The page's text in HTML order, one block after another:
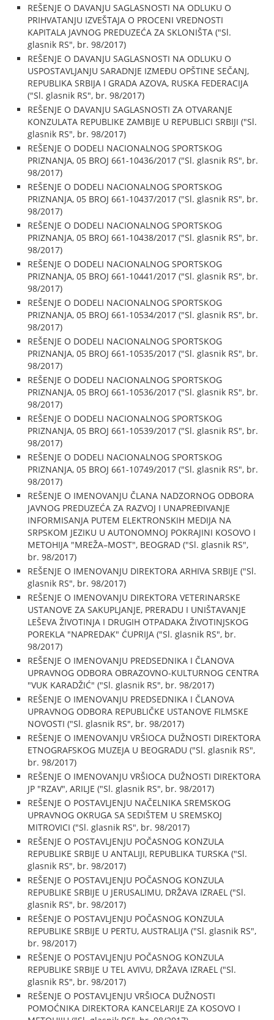
REŠENJE O DAVANJU SAGLASNOSTI NA ODLUKU O
PRIHVATANJU IZVEŠTAJA O PROCENI VREDNOSTI
KAPITALA JAVNOG PREDUZEĆA ZA SKLONIŠTA ("Sl.
glasnik RS", br. 98/2017)
REŠENJE O DAVANJU SAGLASNOSTI NA ODLUKU O
USPOSTAVLJANJU SARADNJE IZMEĐU OPŠTINE SEČANJ,
REPUBLIKA SRBIJA I GRADA AZOVA, RUSKA FEDERACIJA
("Sl. glasnik RS", br. 98/2017)
REŠENJE O DAVANJU SAGLASNOSTI ZA OTVARANJE
KONZULATA REPUBLIKE ZAMBIJE U REPUBLICI SRBIJI ("Sl.
glasnik RS", br. 98/2017)
REŠENJE O DODELI NACIONALNOG SPORTSKOG
PRIZNANJA, 05 BROJ 661-10436/2017 ("Sl. glasnik RS", br.
98/2017)
REŠENJE O DODELI NACIONALNOG SPORTSKOG
PRIZNANJA, 05 BROJ 661-10437/2017 ("Sl. glasnik RS", br.
98/2017)
REŠENJE O DODELI NACIONALNOG SPORTSKOG
PRIZNANJA, 05 BROJ 661-10438/2017 ("Sl. glasnik RS", br.
98/2017)
REŠENJE O DODELI NACIONALNOG SPORTSKOG
PRIZNANJA, 05 BROJ 661-10441/2017 ("Sl. glasnik RS", br.
98/2017)
REŠENJE O DODELI NACIONALNOG SPORTSKOG
PRIZNANJA, 05 BROJ 661-10534/2017 ("Sl. glasnik RS", br.
98/2017)
REŠENJE O DODELI NACIONALNOG SPORTSKOG
PRIZNANJA, 05 BROJ 661-10535/2017 ("Sl. glasnik RS", br.
98/2017)
REŠENJE O DODELI NACIONALNOG SPORTSKOG
PRIZNANJA, 05 BROJ 661-10536/2017 ("Sl. glasnik RS", br.
98/2017)
REŠENJE O DODELI NACIONALNOG SPORTSKOG
PRIZNANJA, 05 BROJ 661-10539/2017 ("Sl. glasnik RS", br.
98/2017)
REŠENJE O DODELI NACIONALNOG SPORTSKOG
PRIZNANJA, 05 BROJ 661-10749/2017 ("Sl. glasnik RS", br.
98/2017)
REŠENJE O IMENOVANJU ČLANA NADZORNOG ODBORA
JAVNOG PREDUZEĆA ZA RAZVOJ I UNAPREĐIVANJE
INFORMISANJA PUTEM ELEKTRONSKIH MEDIJA NA
SRPSKOM JEZIKU U AUTONOMNOJ POKRAJINI KOSOVO I
METOHIJA "MREŽA–MOST", BEOGRAD ("Sl. glasnik RS",
br. 98/2017)
REŠENJE O IMENOVANJU DIREKTORA ARHIVA SRBIJE ("Sl.
glasnik RS", br. 98/2017)
REŠENJE O IMENOVANJU DIREKTORA VETERINARSKE
USTANOVE ZA SAKUPLJANJE, PRERADU I UNIŠTAVANJE
LEŠEVA ŽIVOTINJA I DRUGIH OTPADAKA ŽIVOTINJSKOG
POREKLA "NAPREDAK" ĆUPRIJA ("Sl. glasnik RS", br.
98/2017)
REŠENJE O IMENOVANJU PREDSEDNIKA I ČLANOVA
UPRAVNOG ODBORA OBRAZOVNO-KULTURNOG CENTRA
"VUK KARADŽIĆ" ("Sl. glasnik RS", br. 98/2017)
REŠENJE O IMENOVANJU PREDSEDNIKA I ČLANOVA
UPRAVNOG ODBORA REPUBLIČKE USTANOVE FILMSKE
NOVOSTI ("Sl. glasnik RS", br. 98/2017)
REŠENJE O IMENOVANJU VRŠIOCA DUŽNOSTI DIREKTORA
ETNOGRAFSKOG MUZEJA U BEOGRADU ("Sl. glasnik RS",
br. 98/2017)
REŠENJE O IMENOVANJU VRŠIOCA DUŽNOSTI DIREKTORA
JP "RZAV", ARILJE ("Sl. glasnik RS", br. 98/2017)
REŠENJE O POSTAVLJENJU NAČELNIKA SREMSKOG
UPRAVNOG OKRUGA SA SEDIŠTEM U SREMSKOJ
MITROVICI ("Sl. glasnik RS", br. 98/2017)
REŠENJE O POSTAVLJENJU POČASNOG KONZULA
REPUBLIKE SRBIJE U ANTALIJI, REPUBLIKA TURSKA ("Sl.
glasnik RS", br. 98/2017)
REŠENJE O POSTAVLJENJU POČASNOG KONZULA
REPUBLIKE SRBIJE U JERUSALIMU, DRŽAVA IZRAEL ("Sl.
glasnik RS", br. 98/2017)
REŠENJE O POSTAVLJENJU POČASNOG KONZULA
REPUBLIKE SRBIJE U PERTU, AUSTRALIJA ("Sl. glasnik RS",
br. 98/2017)
REŠENJE O POSTAVLJENJU POČASNOG KONZULA
REPUBLIKE SRBIJE U TEL AVIVU, DRŽAVA IZRAEL ("Sl.
glasnik RS", br. 98/2017)
REŠENJE O POSTAVLJENJU VRŠIOCA DUŽNOSTI
POMOĆNIKA DIREKTORA KANCELARIJE ZA KOSOVO I